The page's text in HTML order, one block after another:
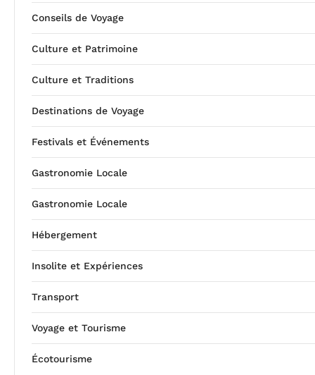
Conseils de Voyage
Culture et Patrimoine
Culture et Traditions
Destinations de Voyage
Festivals et Événements
Gastronomie Locale
Gastronomie Locale
Hébergement
Insolite et Expériences
Transport
Voyage et Tourisme
Écotourisme